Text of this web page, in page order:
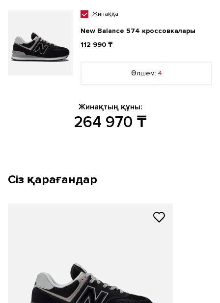
Жинаққа
New Balance 574 кроссовкалары
112 990 ₸
Өлшем: 4
Жинақтың құны:
264 970 ₸
Сіз қарағандар